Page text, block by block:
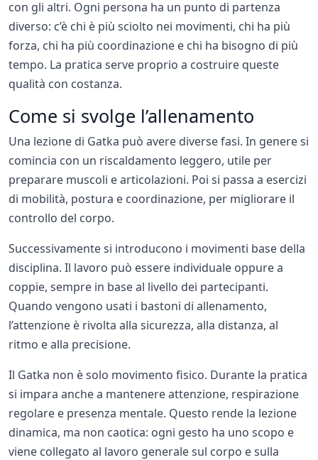
con gli altri. Ogni persona ha un punto di partenza
diverso: c’è chi è più sciolto nei movimenti, chi ha più
forza, chi ha più coordinazione e chi ha bisogno di più
tempo. La pratica serve proprio a costruire queste
qualità con costanza.
Come si svolge l’allenamento
Una lezione di Gatka può avere diverse fasi. In genere si
comincia con un riscaldamento leggero, utile per
preparare muscoli e articolazioni. Poi si passa a esercizi
di mobilità, postura e coordinazione, per migliorare il
controllo del corpo.
Successivamente si introducono i movimenti base della
disciplina. Il lavoro può essere individuale oppure a
coppie, sempre in base al livello dei partecipanti.
Quando vengono usati i bastoni di allenamento,
l’attenzione è rivolta alla sicurezza, alla distanza, al
ritmo e alla precisione.
Il Gatka non è solo movimento fisico. Durante la pratica
si impara anche a mantenere attenzione, respirazione
regolare e presenza mentale. Questo rende la lezione
dinamica, ma non caotica: ogni gesto ha uno scopo e
viene collegato al lavoro generale sul corpo e sulla